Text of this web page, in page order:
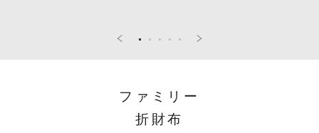
ファミリー
折財布